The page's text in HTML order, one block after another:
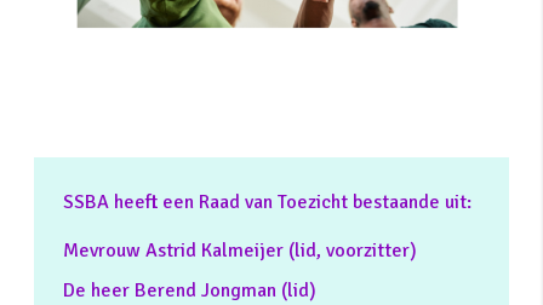
SSBA heeft een Raad van Toezicht bestaande uit:
Mevrouw Astrid Kalmeijer (lid, voorzitter)
De heer Berend Jongman (lid)